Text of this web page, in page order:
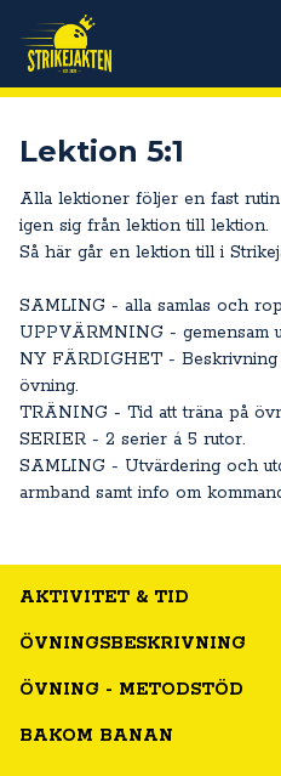
Lektion 5:1
Alla lektioner följer en fast
igen sig från lektion till lektion.
Så här går en lektion till i
SAMLING - alla samlas och
UPPVÄRMNING - gemensam
NY FÄRDIGHET -
övning.
TRÄNING - Tid att träna på
SERIER - 2 serier á 5 rutor.
SAMLING - Utvärdering och
armband samt info om
AKTIVITET & TID
ÖVNINGSBESKRIVNING
ÖVNING - METODSTÖD
BAKOM BANAN